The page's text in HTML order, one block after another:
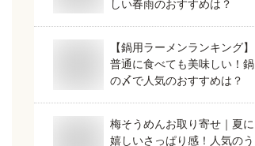
しい春雨のおすすめは？
【鍋用ラーメンランキング】
普通に食べても美味しい！鍋
の〆で人気のおすすめは？
梅そうめんお取り寄せ｜夏に
嬉しいさっぱり感！人気のう